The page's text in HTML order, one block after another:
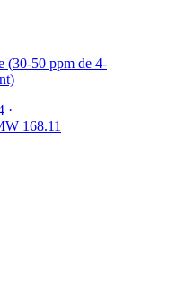
(30-50 ppm de 4-
·
168.11